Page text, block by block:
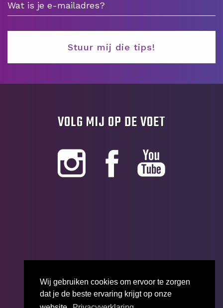
Wij gebruiken cookies om ervoor te zorgen
dat je de beste ervaring krijgt op onze
VOLG MIJ OP DE VOET